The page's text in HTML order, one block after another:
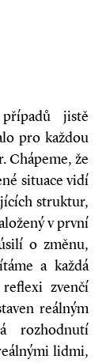
jistě
pro každou
Chápeme, že
situace vidí
struktur,
v první
o změnu,
a každá
zvenčí
reálným
rozhodnutí
lidmi,